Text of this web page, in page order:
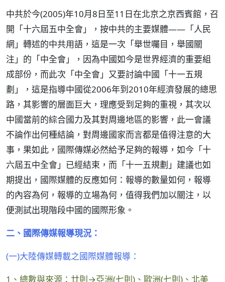
中共於今(2005)年10月8日至11日在北京之京西賓館，召
開「十六屆五中全會」，按中共的主要媒體——「人民
網」轉述的中共用語，這是一次「舉世囑目，舉國關
注」的「中全會」，因為中國如今是世界經濟的重要組
成部份，而此次「中全會」又要討論中國「十一五規
劃」，這是指導中國從2006年到2010年經濟發展的總思
路，其影響的層面巨大，理應受到足夠的重視，其次以
中國當前的綜合國力及其對周邊地區的影響，此一會議
不論作出何種結論，對周邊國家而言都是值得注意的大
事，果如此，國際傳媒必然給予足夠的報導，如今「十
六屆五中全會」已經結束，而「十一五規劃」建議也如
期提出，國際媒體的反應如何：報導的數量如何，報導
的內容為何，報導的立場為何，值得我們加以關注，以
便測試出現階段中國的國際形象。
二、國際傳媒報導現況：
(一)大陸傳媒轉載之國際媒體報導：
1、總數與來源：廿則→亞洲(七則)、歐洲(七則)、北美